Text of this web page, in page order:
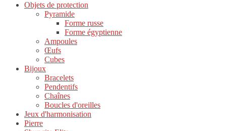
Objets de protection
Pyramide
Forme russe
Forme égyptienne
Ampoules
Œufs
Cubes
Bijoux
Bracelets
Pendentifs
Chaînes
Boucles d'oreilles
Jeux d'harmonisation
Pierre